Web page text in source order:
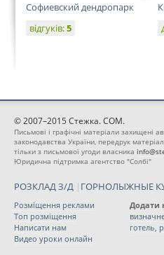
Софиевский дендропарк
відгуків:5
© 2007–2015 Стежка. COM.
Письмові і графічні матеріали захищені
законодавства України, передрук
тільки з письмової угоди власника
Юридична підтримка агентство "Солбі"
РОЗКЛАД З/Д | ГОРНОЛЫЖНЫЕ
Розміщення реклами
Топ розміщення
Написати нам
Видео уроки онлайн
Додати
готель,